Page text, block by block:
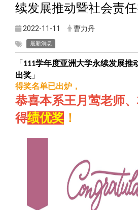
续发展推动暨社会责
2022-11-11 曹力丹
最新消息
「 111学年度亚洲大学永续发展推
出奖 」
得奖名单已出炉，
恭喜本系王月莺老师
得绩优奖 ！